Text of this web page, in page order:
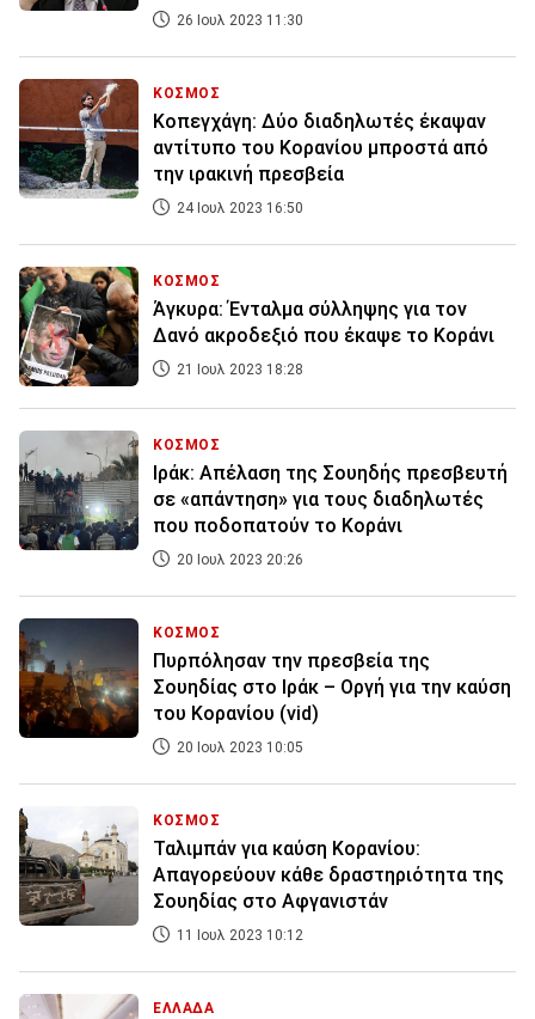
26 Ιουλ 2023 11:30
ΚΟΣΜΟΣ
Κοπεγχάγη: Δύο διαδηλωτές έκαψαν
αντίτυπο του Κορανίου μπροστά από
την ιρακινή πρεσβεία
24 Ιουλ 2023 16:50
ΚΟΣΜΟΣ
Άγκυρα: Ένταλμα σύλληψης για τον
Δανό ακροδεξιό που έκαψε το Κοράνι
21 Ιουλ 2023 18:28
ΚΟΣΜΟΣ
Ιράκ: Απέλαση της Σουηδής πρεσβευτή
σε «απάντηση» για τους διαδηλωτές
που ποδοπατούν το Κοράνι
20 Ιουλ 2023 20:26
ΚΟΣΜΟΣ
Πυρπόλησαν την πρεσβεία της
Σουηδίας στο Ιράκ – Οργή για την καύση
του Κορανίου (vid)
20 Ιουλ 2023 10:05
ΚΟΣΜΟΣ
Ταλιμπάν για καύση Κορανίου:
Απαγορεύουν κάθε δραστηριότητα της
Σουηδίας στο Αφγανιστάν
11 Ιουλ 2023 10:12
ΕΛΛΑΔΑ